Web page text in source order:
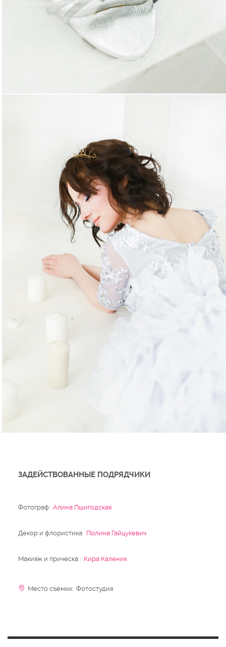
ЗАДЕЙСТВОВАННЫЕ ПОДРЯДЧИКИ
Фотограф: Алина Пшигодская
Декор и флористика: Полина Гайцукевич
Макияж и прическа : Кира Каленик
Место съёмки: Фотостудия